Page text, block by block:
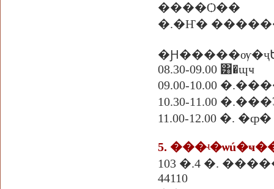
����Ѻ��
�.�Ҥ�
08.30-09.00 ͸�ɰҹ
10.00 �.����֡��
10.30-11.00
11.00-12.00 �. �ȹ�
103 �.4 �.
44110